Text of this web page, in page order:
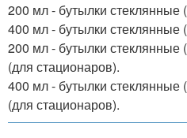
200 мл - бутылки стеклянные
400 мл - бутылки стеклянные
200 мл - бутылки стеклянные
(для стационаров).
400 мл - бутылки стеклянные
(для стационаров).